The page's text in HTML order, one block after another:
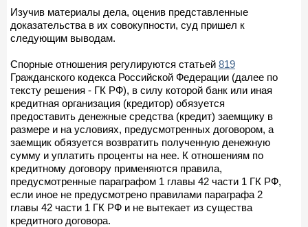
Изучив материалы дела, оценив представленные
доказательства в их совокупности, суд пришел к
следующим выводам.
Спорные отношения регулируются статьей 819
Гражданского кодекса Российской Федерации (далее по
тексту решения - ГК РФ), в силу которой банк или иная
кредитная организация (кредитор) обязуется
предоставить денежные средства (кредит) заемщику в
размере и на условиях, предусмотренных договором, а
заемщик обязуется возвратить полученную денежную
сумму и уплатить проценты на нее. К отношениям по
кредитному договору применяются правила,
предусмотренные параграфом 1 главы 42 части 1 ГК РФ,
если иное не предусмотрено правилами параграфа 2
главы 42 части 1 ГК РФ и не вытекает из существа
кредитного договора.